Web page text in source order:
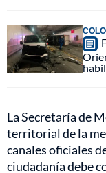
La Secretaría de
territorial de la
canales oficiales
ciudadanía debe